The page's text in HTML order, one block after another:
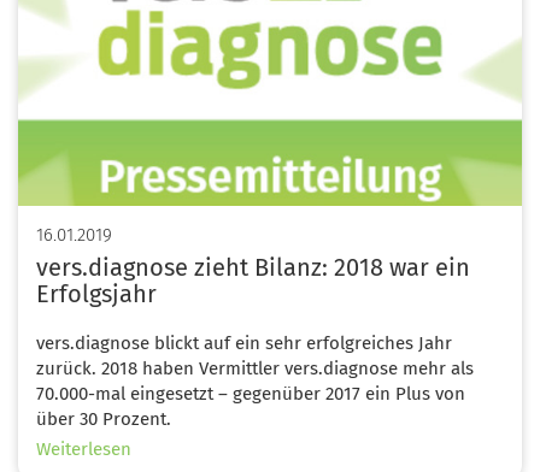
16.01.2019
vers.diagnose zieht Bilanz: 2018 war ein
Erfolgsjahr
vers.diagnose blickt auf ein sehr erfolgreiches Jahr
zurück. 2018 haben Vermittler vers.diagnose mehr als
70.000-mal eingesetzt – gegenüber 2017 ein Plus von
über 30 Prozent.
Weiterlesen